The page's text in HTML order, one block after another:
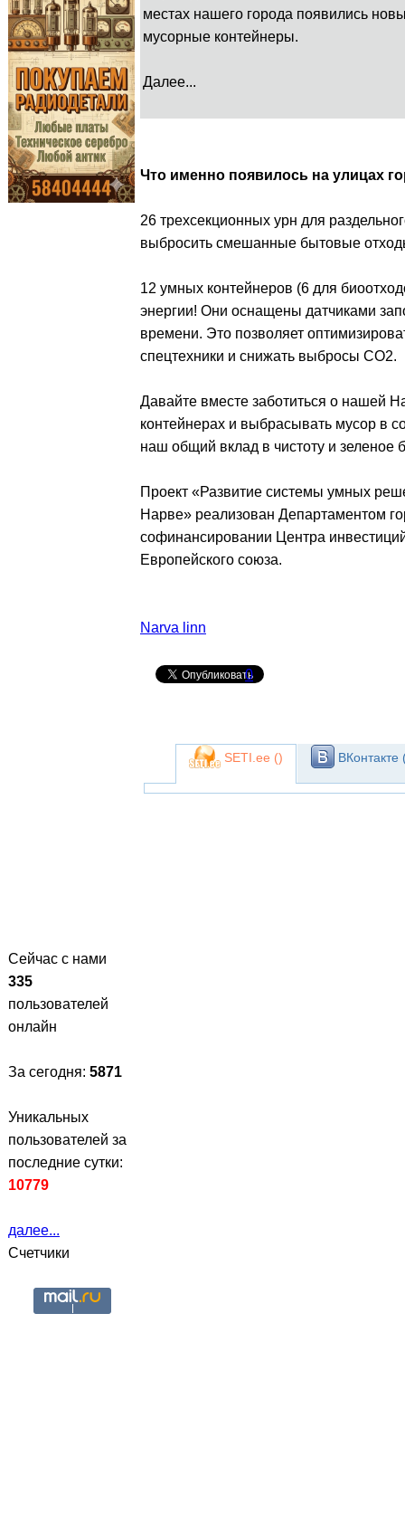
Сейчас с нами
335
пользователей
онлайн
За сегодня: 5871
Уникальных
пользователей за
последние сутки:
10779
далее...
Счетчики
местах нашего города появились
мусорные контейнеры.
Далее...
Что именно появилось на улицах
26 трехсекционных урн для
выбросить смешанные бытовые
12 умных контейнеров (6 для
энергии! Они оснащены датчиками
времени. Это позволяет
спецтехники и снижать выбросы CO2.
Давайте вместе заботиться о нашей
контейнерах и выбрасывать мусор в
наш общий вклад в чистоту и зеленое
Проект «Развитие системы умных
Нарве» реализован Департаментом
софинансировании Центра
Европейского союза.
Narva linn
0
SETI.ee () ВКонтакте